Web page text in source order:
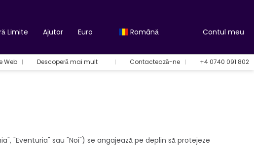
Limite Ajutor Euro Română Contul meu
Web Descoperă mai mult Contactează-ne +4 0740 091 802
"Eventuria" sau "Noi") se angajează pe deplin să protejeze